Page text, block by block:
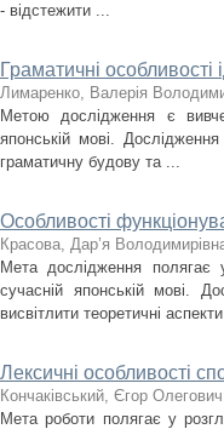
- відстежити ...
Граматичні особливості
Лимаренко, Валерія
Метою дослідження є
японській мові.
граматичну будову та ...
Особливості
Красова, Дар’я
Мета дослідження полягає
сучасній японській мові.
висвітлити теоретичні
Лексичні особливості
Кончаківський, Єгор Олегович
Мета роботи полягає у